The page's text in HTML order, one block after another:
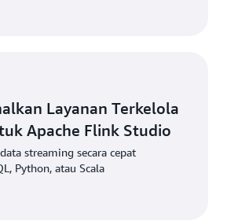
Layanan Terkelola
Apache Flink Studio
streaming secara cepat
Python, atau Scala